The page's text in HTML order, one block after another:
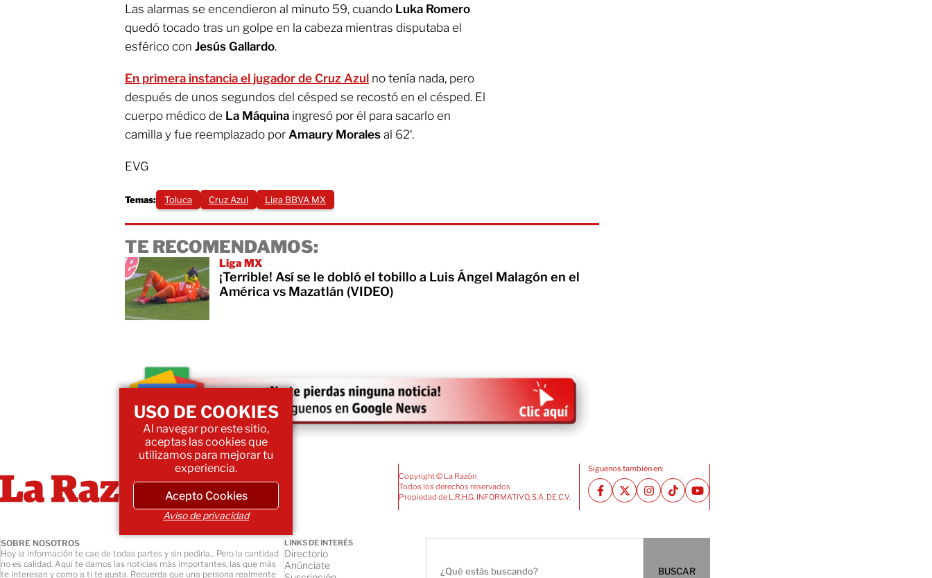
Las alarmas se encendieron al minuto 59, cuando Luka Romero
quedó tocado tras un golpe en la cabeza mientras disputaba el
esférico con Jesús Gallardo.
En primera instancia el jugador de Cruz Azul no tenía nada, pero
después de unos segundos del césped se recostó en el césped. El
cuerpo médico de La Máquina ingresó por él para sacarlo en
camilla y fue reemplazado por Amaury Morales al 62′.
EVG
Temas: Toluca Cruz Azul Liga BBVA MX
TE RECOMENDAMOS:
Liga MX
¡Terrible! Así se le dobló el tobillo a Luis Ángel Malagón en el
América vs Mazatlán (VIDEO)
Copyright © La Razón
Todos los derechos reservados
Propiedad de L.R.H.G. INFORMATIVO, S.A. DE C.V.
Siguenos también en:
SOBRE NOSOTROS
Hoy la información te cae de todas partes y sin pedirla... Pero la cantidad
no es calidad. Aquí te damos las noticias más importantes, las que más
te interesan y como a ti te gusta. Recuerda que una persona realmente
LINKS DE INTERÉS
Directorio
Anúnciate
BUSCAR
USO DE COOKIES
Al navegar por este sitio,
aceptas las cookies que
utilizamos para mejorar tu
experiencia.
Acepto Cookies
Aviso de privacidad